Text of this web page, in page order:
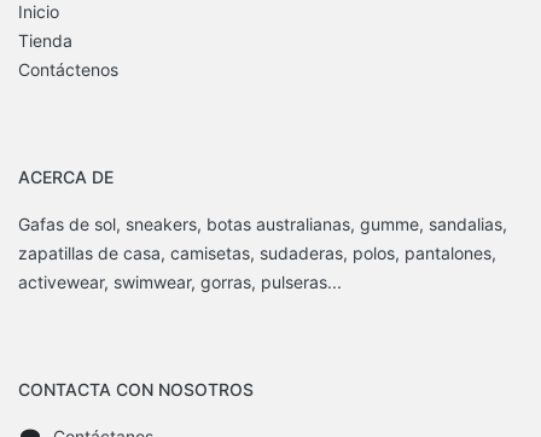
Inicio
Tienda
Contáctenos
ACERCA DE
Gafas de sol, sneakers, botas australianas, gumme, sandalias,
zapatillas de casa, camisetas, sudaderas, polos, pantalones,
activewear, swimwear, gorras, pulseras...
CONTACTA CON NOSOTROS